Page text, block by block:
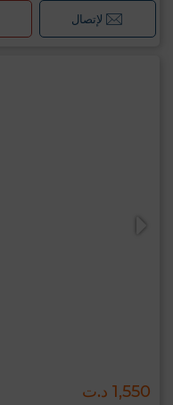
لإتصال
1,550 د.ت